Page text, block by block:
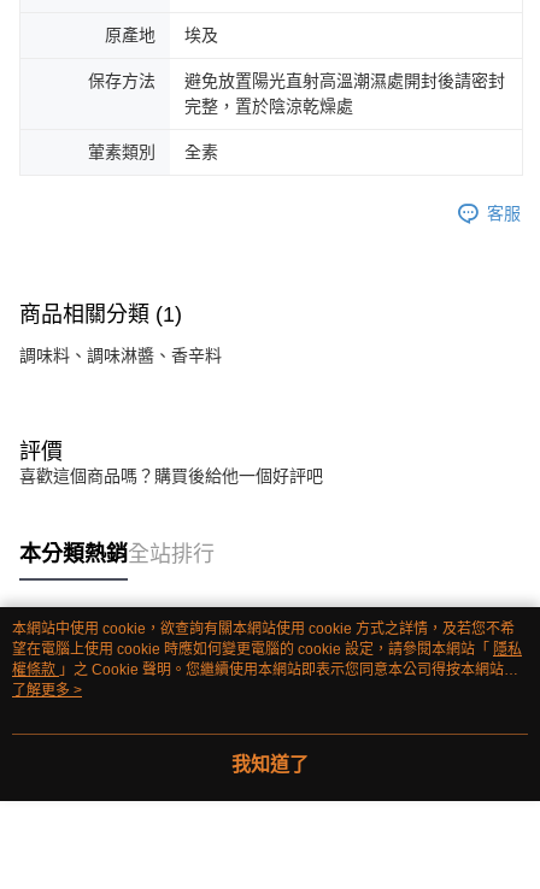
原產地 埃及
保存方法
避免放置陽光直射高溫潮濕處開封後請密封
完整，置於陰涼乾燥處
葷素類別 全素
客服
商品相關分類 (1)
調味料、調味淋醬、香辛料
評價
喜歡這個商品嗎？購買後給他一個好評吧
本分類熱銷全站排行
熱門標籤
本網站中使用 cookie，欲查詢有關本網站使用 cookie 方式之詳情，及若您不希
望在電腦上使用 cookie 時應如何變更電腦的 cookie 設定，請參閱本網站「 隱私
權條款 」之 Cookie 聲明。您繼續使用本網站即表示您同意本公司得按本網站使
用條款之 Cookie 聲明使用 cookie。
了解更多 >
我知道了